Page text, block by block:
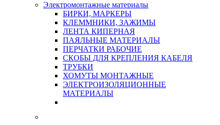
Электромонтажные материалы
БИРКИ, МАРКЕРЫ
КЛЕММНИКИ, ЗАЖИМЫ
ЛЕНТА КИПЕРНАЯ
ПАЯЛЬНЫЕ МАТЕРИАЛЫ
ПЕРЧАТКИ РАБОЧИЕ
СКОБЫ ДЛЯ КРЕПЛЕНИЯ КАБЕЛЯ
ТРУБКИ
ХОМУТЫ МОНТАЖНЫЕ
ЭЛЕКТРОИЗОЛЯЦИОННЫЕ
МАТЕРИАЛЫ